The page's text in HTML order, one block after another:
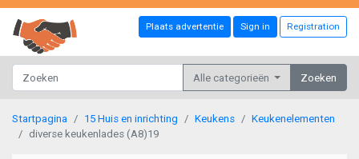
Plaats advertentie Sign in Registration
Alle categorieën Zoeken
Startpagina 15 Huis en inrichting Keukens
Keukenelementen
diverse keukenlades (A8)19